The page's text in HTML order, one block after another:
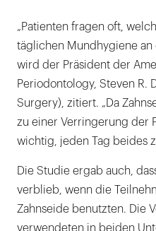
„Patienten fragen oft,
täglichen Mundhygiene an
wird der Präsident der
Periodontology, Steven R.
Surgery), zitiert. „Da
zu einer Verringerung der
wichtig, jeden Tag beides
Die Studie ergab auch,
verblieb, wenn die
Zahnseide benutzten. Die
verwendeten in beiden